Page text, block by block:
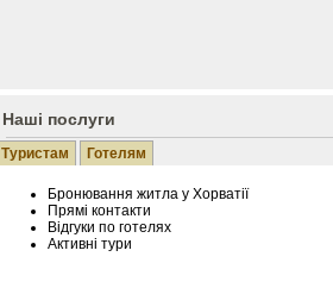
Наші послуги
Туристам Готелям
Бронювання житла у Хорватії
Прямі контакти
Відгуки по готелях
Активні тури